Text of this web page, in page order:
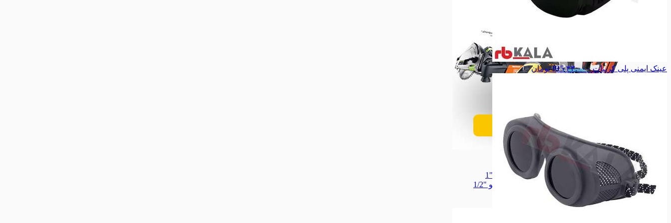
ابزار برقی
ابزار برقی
بکس بادی
بکس بادی
بکس بادی درایو "1
بکس بادی درایو "1
بکس بادی درایو "1/2
بکس بادی درایو "1/2
جغجغه بادی
جغجغه بادی
همه دسته بندی های ابزار بادی
عینک ایمنی پلی کربنات IR5۳۳,۰۰۰ تومان